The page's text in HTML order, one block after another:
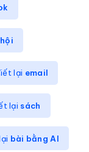
lại email
lại sách
bài bằng AI